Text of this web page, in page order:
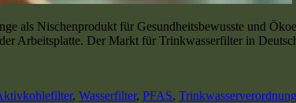
als Nischenprodukt für Gesundheitsbewusste und
Arbeitsplatte. Der Markt für Trinkwasserfilter in
, Wasserfilter, PFAS, Trinkwasserverordnung